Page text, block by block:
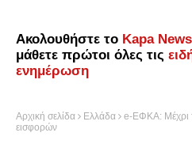
Ακολουθήστε το Kapa
μάθετε πρώτοι όλες τις
ενημέρωση
Αρχική σελίδα Ελλάδα
e-ΕΦΚΑ: Μέχρι
εισφορών